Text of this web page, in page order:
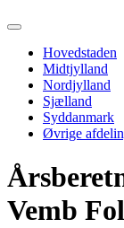
Primary
Hovedstaden
Midtjylland
Nordjylland
Sjælland
Syddanmark
Øvrige
Vemb